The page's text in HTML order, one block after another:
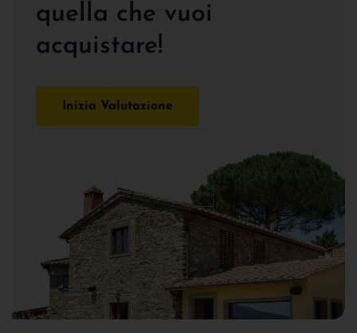
quella che vuoi
acquistare!
Inizia Valutazione